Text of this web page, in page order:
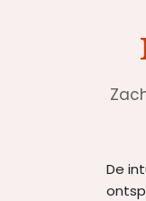
De